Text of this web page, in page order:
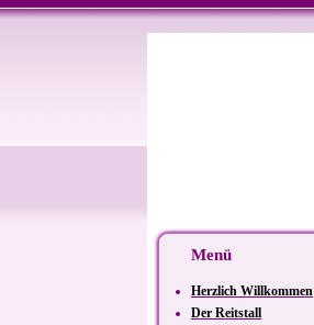
Menü
Herzlich Willkommen
Der Reitstall